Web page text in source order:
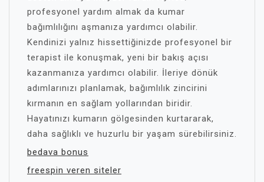
profesyonel yardım almak da kumar
bağımlılığını aşmanıza yardımcı olabilir.
Kendinizi yalnız hissettiğinizde profesyonel bir
terapist ile konuşmak, yeni bir bakış açısı
kazanmanıza yardımcı olabilir. İleriye dönük
adımlarınızı planlamak, bağımlılık zincirini
kırmanın en sağlam yollarından biridir.
Hayatınızı kumarın gölgesinden kurtararak,
daha sağlıklı ve huzurlu bir yaşam sürebilirsiniz.
bedava bonus
freespin veren siteler